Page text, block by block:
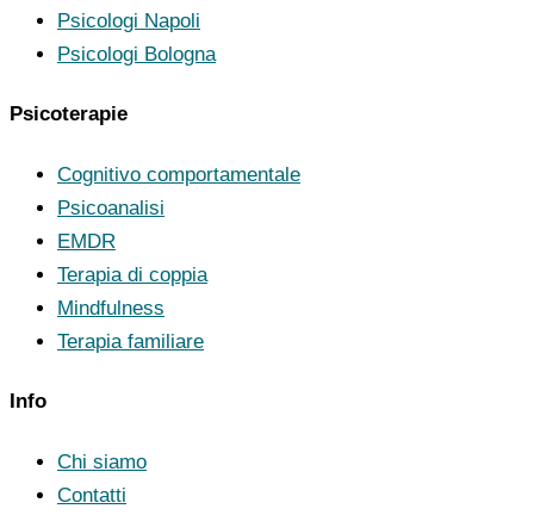
Psicologi Napoli
Psicologi Bologna
Psicoterapie
Cognitivo comportamentale
Psicoanalisi
EMDR
Terapia di coppia
Mindfulness
Terapia familiare
Info
Chi siamo
Contatti